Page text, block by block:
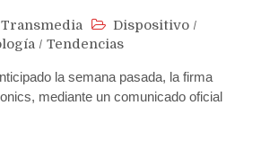
Transmedia Dispositivo /
/ Tendencias
la semana pasada, la firma
mediante un comunicado oficial